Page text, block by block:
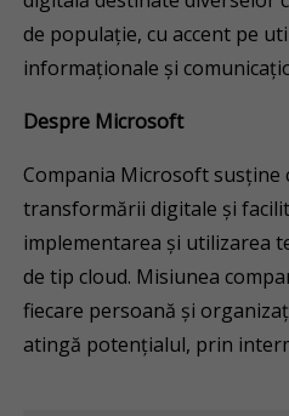
de populație, cu accent pe
informaționale și
Despre Microsoft
Compania Microsoft susține
transformării digitale și
implementarea și utilizarea
de tip cloud. Misiunea
fiecare persoană și
atingă potențialul, prin